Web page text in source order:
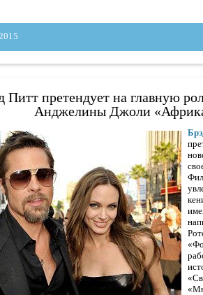
Питт претендует на главную
Анджелины Джоли